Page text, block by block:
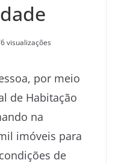
visualizações
por meio
de Habitação
na
imóveis para
de